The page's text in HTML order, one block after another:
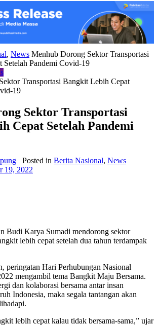
, News Menhub Dorong Sektor Transportasi
Pandemi Covid-19
Sektor Transportasi
Cepat Setelah Pandemi
Posted in Berita Nasional, News
19, 2022
Budi Karya Sumadi mendorong sektor
lebih cepat setelah dua tahun terdampak
peringatan Hari Perhubungan Nasional
mengambil tema Bangkit Maju Bersama.
dan kolaborasi bersama antar insan
Indonesia, maka segala tantangan akan
lebih cepat kalau tidak bersama-sama,” ujar